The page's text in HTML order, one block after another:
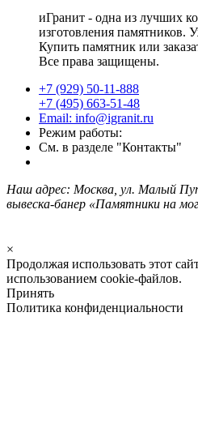
иГранит - одна из лучших
изготовления памятников.
Купить памятник или
Все права защищены.
+7 (929) 50-11-888
+7 (495) 663-51-48
Email: info@igranit.ru
Режим работы:
См. в разделе "Контакты"
Наш адрес: Москва, ул. Малый
вывеска-банер «Памятники на
×
Продолжая использовать этот
использованием cookie-файлов.
Принять
Политика конфиденциальности